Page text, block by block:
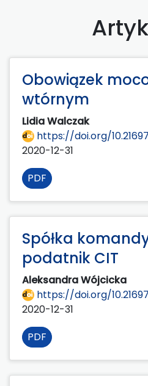
Obowiązek
wtórnym
Lidia Walczak
https://doi.org/
2020-12-31
PDF
Spółka
podatnik CIT
Aleksandra Wójcicka
https://doi.org/
2020-12-31
PDF